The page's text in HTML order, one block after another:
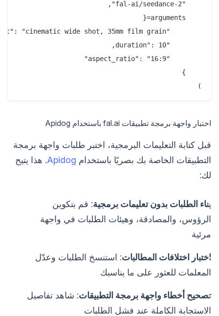
)
اختبار واجهة برمجة تطبيقات fal.ai باستخدام Apidog
قبل كتابة التعليمات البرمجية، اختبر طلبات واجهة برمجة
التطبيقات الخاصة بك بصريًا باستخدام Apidog. هذا يتيح
لك:
بناء الطلبات بدون تعليمات برمجية: قم بتكوين
الرؤوس، والمصادقة، وهيئات الطلبات في واجهة
مرئية
اختبار اختلافات المطالبات: استنسخ الطلبات وعدّل
المعلمات للعثور على ما يناسبك
تصحيح أخطاء واجهة برمجة التطبيقات: شاهد تفاصيل
الاستجابة الكاملة عند فشل الطلبات